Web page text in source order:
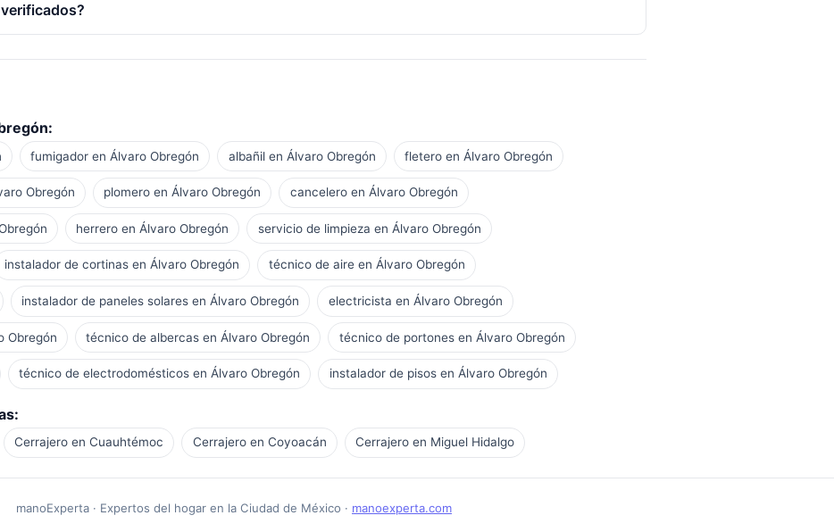
fumigador en Álvaro Obregón albañil en Álvaro Obregón fletero en Álvaro Obregón
Obregón plomero en Álvaro Obregón cancelero en Álvaro Obregón
herrero en Álvaro Obregón servicio de limpieza en Álvaro Obregón
instalador de cortinas en Álvaro Obregón técnico de aire en Álvaro Obregón
instalador de paneles solares en Álvaro Obregón electricista en Álvaro Obregón
Obregón técnico de albercas en Álvaro Obregón técnico de portones en Álvaro Obregón
técnico de electrodomésticos en Álvaro Obregón instalador de pisos en Álvaro Obregón
Cerrajero en Cuauhtémoc Cerrajero en Coyoacán Cerrajero en Miguel Hidalgo
manoExperta · Expertos del hogar en la Ciudad de México · manoexperta.com